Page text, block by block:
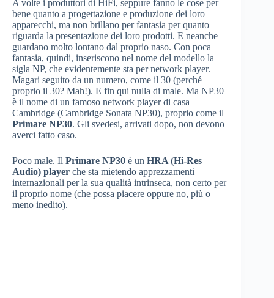
A volte i produttori di HiFi, seppure fanno le cose per
bene quanto a progettazione e produzione dei loro
apparecchi, ma non brillano per fantasia per quanto
riguarda la presentazione dei loro prodotti. E neanche
guardano molto lontano dal proprio naso. Con poca
fantasia, quindi, inseriscono nel nome del modello la
sigla NP, che evidentemente sta per network player.
Magari seguito da un numero, come il 30 (perché
proprio il 30? Mah!). E fin qui nulla di male. Ma NP30
è il nome di un famoso network player di casa
Cambridge (Cambridge Sonata NP30), proprio come il
Primare NP30. Gli svedesi, arrivati dopo, non devono
averci fatto caso.
Poco male. Il Primare NP30 è un HRA (Hi-Res
Audio) player che sta mietendo apprezzamenti
internazionali per la sua qualità intrinseca, non certo per
il proprio nome (che possa piacere oppure no, più o
meno inedito).